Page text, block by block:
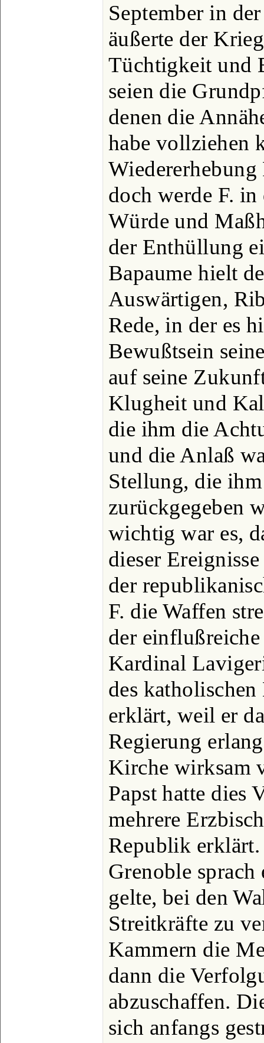
September in
äußerte der
Tüchtigkeit und
seien die
denen die
habe vollziehen
doch werde F.
Würde und
der Enthüllung
Bapaume hielt
Auswärtigen,
Rede, in der es
Bewußtsein
auf seine
Klugheit und
die ihm die
und die Anlaß
Stellung, die
zurückgegeben
wichtig war es,
dieser
der
F. die Waffen
der
Kardinal
des
erklärt, weil er
Regierung
Kirche wirksam
Papst hatte dies
mehrere
Republik
Grenoble sprach
gelte, bei den
Streitkräfte zu
Kammern die
dann die
abzuschaffen.
sich anfangs